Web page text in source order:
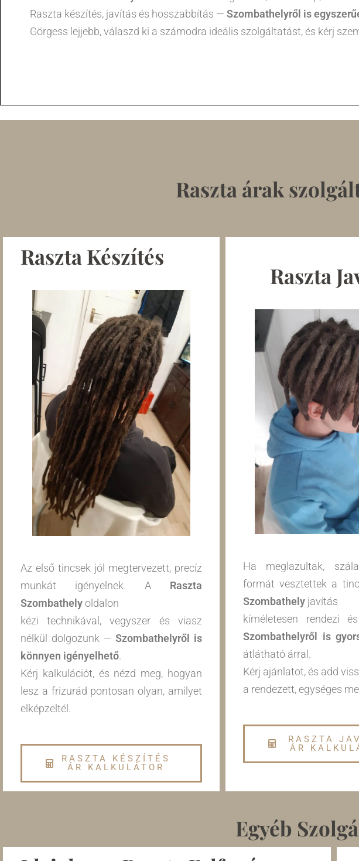
Raszta készítés, javítás és hosszabbítás — Szombathelyről is
Görgess lejjebb, válaszd ki a számodra ideális szolgáltatást, és kérj
Raszta árak
Raszta Készítés
Az első tincsek jól megtervezett, precíz
munkát igényelnek. A Raszta
Szombathelyoldalon
kézi technikával, vegyszer és viasz
nélkül dolgozunk —Szombathelyről is
könnyen igényelhető.
Kérj kalkulációt, és nézd meg, hogyan
lesz a frizurád pontosan olyan, amilyet
elképzeltél.
RASZTA KÉSZÍTÉS
ÁR KALKULÁTOR
Raszta
Ha meglazultak,
formát vesztettek a
Szombathelyjavítás
kíméletesen rendezi
Szombathelyről is
átlátható árral.
Kérj ajánlatot, és add
a rendezett, egységes
RASZTA
ÁR
Egyéb